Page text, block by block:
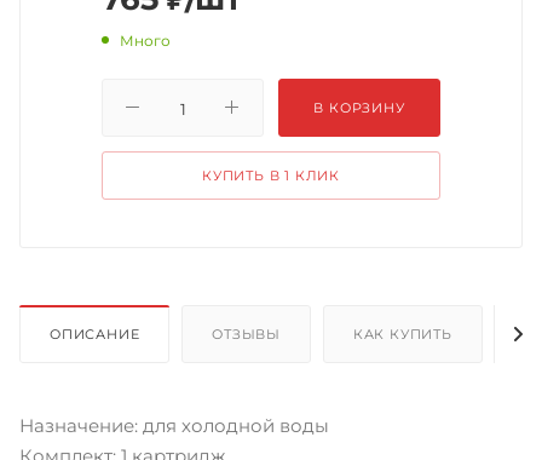
Много
В КОРЗИНУ
КУПИТЬ В 1 КЛИК
ОПИСАНИЕ ОТЗЫВЫ КАК КУПИТЬ
Назначение: для холодной воды
Комплект: 1 картридж